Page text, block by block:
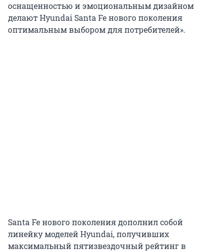
оснащенностью и эмоциональным дизайном
делают Hyundai Santa Fe нового поколения
оптимальным выбором для потребителей».
Santa Fe нового поколения дополнил собой
линейку моделей Hyundai, получивших
максимальный пятизвездочный рейтинг в